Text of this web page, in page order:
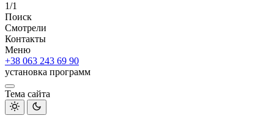
1/1
Поиск
Смотрели
Контакты
Меню
+38 063 243 69 90
установка программ
Тема сайта